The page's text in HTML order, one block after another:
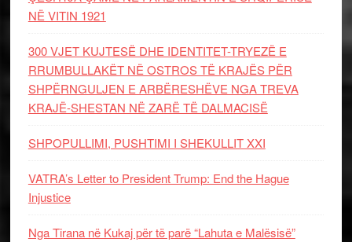
NË VITIN 1921
300 VJET KUJTESË DHE IDENTITET-TRYEZË E
RRUMBULLAKËT NË OSTROS TË KRAJËS PËR
SHPËRNGULJEN E ARBËRESHËVE NGA TREVA
KRAJË-SHESTAN NË ZARË TË DALMACISË
SHPOPULLIMI, PUSHTIMI I SHEKULLIT XXI
VATRA’s Letter to President Trump: End the Hague
Injustice
Nga Tirana në Kukaj për të parë “Lahuta e Malësisë”